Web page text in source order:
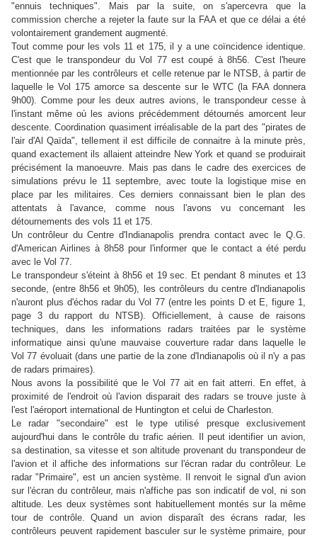
"ennuis techniques". Mais par la suite, on s'apercevra que la
commission cherche a rejeter la faute sur la FAA et que ce délai a été
volontairement grandement augmenté.
Tout comme pour les vols 11 et 175, il y a une coïncidence identique.
C'est que le transpondeur du Vol 77 est coupé à 8h56. C'est l'heure
mentionnée par les contrôleurs et celle retenue par le NTSB, à partir de
laquelle le Vol 175 amorce sa descente sur le WTC (la FAA donnera
9h00). Comme pour les deux autres avions, le transpondeur cesse à
l'instant même où les avions précédemment détournés amorcent leur
descente. Coordination quasiment irréalisable de la part des "pirates de
l'air d'Al Qaïda", tellement il est difficile de connaitre à la minute près,
quand exactement ils allaient atteindre New York et quand se produirait
précisément la manoeuvre. Mais pas dans le cadre des exercices de
simulations prévu le 11 septembre, avec toute la logistique mise en
place par les militaires. Ces derniers connaissant bien le plan des
attentats à l'avance, comme nous l'avons vu concernant les
détournements des vols 11 et 175.
Un contrôleur du Centre d'Indianapolis prendra contact avec le Q.G.
d'American Airlines à 8h58 pour l'informer que le contact a été perdu
avec le Vol 77.
Le transpondeur s'éteint à 8h56 et 19 sec. Et pendant 8 minutes et 13
seconde, (entre 8h56 et 9h05), les contrôleurs du centre d'Indianapolis
n'auront plus d'échos radar du Vol 77 (entre les points D et E, figure 1,
page 3 du rapport du NTSB). Officiellement, à cause de raisons
techniques, dans les informations radars traitées par le système
informatique ainsi qu'une mauvaise couverture radar dans laquelle le
Vol 77 évoluait (dans une partie de la zone d'Indianapolis où il n'y a pas
de radars primaires).
Nous avons la possibilité que le Vol 77 ait en fait atterri. En effet, à
proximité de l'endroit où l'avion disparait des radars se trouve juste à
l'est l'aéroport international de Huntington et celui de Charleston.
Le radar "secondaire" est le type utilisé presque exclusivement
aujourd'hui dans le contrôle du trafic aérien. Il peut identifier un avion,
sa destination, sa vitesse et son altitude provenant du transpondeur de
l'avion et il affiche des informations sur l'écran radar du contrôleur. Le
radar "Primaire", est un ancien système. Il renvoit le signal d'un avion
sur l'écran du contrôleur, mais n'affiche pas son indicatif de vol, ni son
altitude. Les deux systèmes sont habituellement montés sur la même
tour de contrôle. Quand un avion disparaît des écrans radar, les
contrôleurs peuvent rapidement basculer sur le système primaire, pour